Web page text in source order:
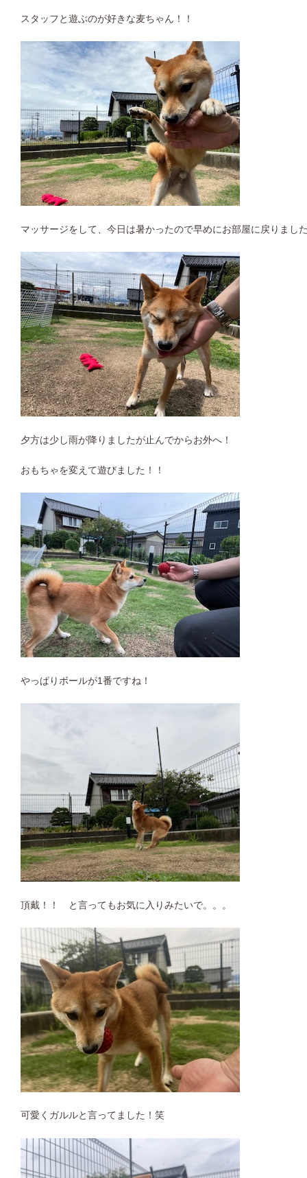
スタッフと遊ぶのが好きな麦ちゃん！！
マッサージをして、今日は暑かったので早めにお部屋に戻りまし
夕方は少し雨が降りましたが止んでからお外へ！
おもちゃを変えて遊びました！！
やっぱりボールが1番ですね！
頂戴！！ と言ってもお気に入りみたいで。。。
可愛くガルルと言ってました！笑